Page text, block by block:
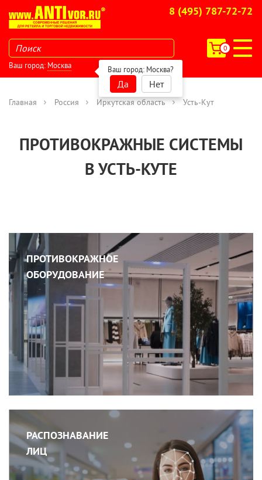
8 (495) 787-72-72
0
Ваш город: Москва Ваш город: Москва?
Да Нет
Главная Россия Иркутская область Усть-Кут
ПРОТИВОКРАЖНЫЕ СИСТЕМЫ
В УСТЬ-КУТЕ
ПРОТИВОКРАЖНОЕ
ОБОРУДОВАНИЕ
РАСПОЗНАВАНИЕ
ЛИЦ